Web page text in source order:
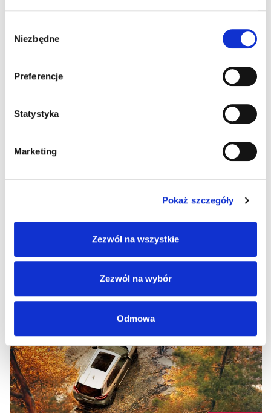
zgody
Niezbędne
Preferencje
Statystyka
Marketing
Pokaż szczegóły
Zezwól na wszystkie
Zezwól na wybór
Odmowa
SPRAWDŹ >
SPRAWDŹ OFERTĘ >
SEZON NA PROMOCJE